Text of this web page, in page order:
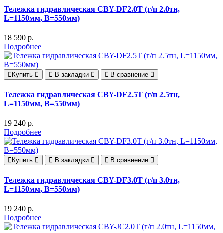
Тележка гидравлическая CBY-DF2.0T (г/п 2.0тн,
L=1150мм, B=550мм)
18 590 р.
Подробнее
Купить В закладки В сравнение
Тележка гидравлическая CBY-DF2.5T (г/п 2.5тн,
L=1150мм, B=550мм)
19 240 р.
Подробнее
Купить В закладки В сравнение
Тележка гидравлическая CBY-DF3.0T (г/п 3.0тн,
L=1150мм, B=550мм)
19 240 р.
Подробнее